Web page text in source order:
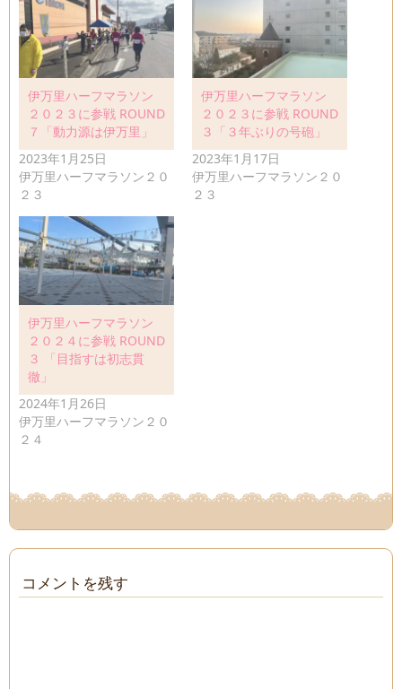
伊万里ハーフマラソン
２０２３に参戦 ROUND
７「動力源は伊万里」
2023年1月25日
伊万里ハーフマラソン２０
２３
伊万里ハーフマラソン
２０２３に参戦 ROUND
３「３年ぶりの号砲」
2023年1月17日
伊万里ハーフマラソン２０
２３
伊万里ハーフマラソン
２０２４に参戦 ROUND
３ 「目指すは初志貫
徹」
2024年1月26日
伊万里ハーフマラソン２０
２４
コメントを残す